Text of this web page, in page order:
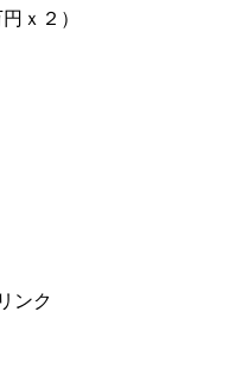
ｘ２）
ンク